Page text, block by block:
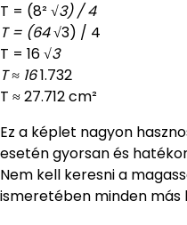
T = (8² √3) / 4
T = (64√3) / 4
T = 16√3
T ≈ 161.732
T ≈ 27.712 cm²
Ez a képlet nagyon
esetén gyorsan és
Nem kell keresni a
ismeretében minden más